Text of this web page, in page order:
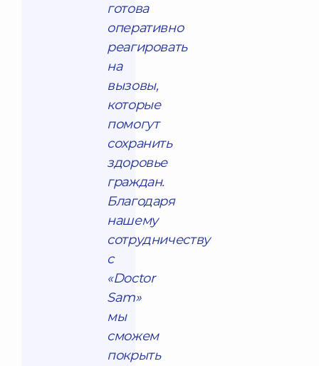
готова
оперативно
реагировать
на
вызовы,
которые
помогут
сохранить
здоровье
граждан.
Благодаря
нашему
сотрудничеству
с
«Doctor
Sam»
мы
сможем
покрыть